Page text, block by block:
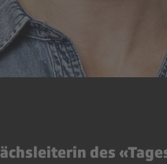
des